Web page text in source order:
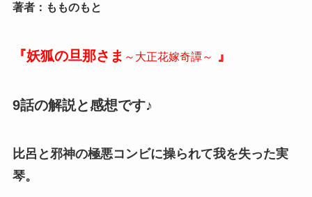
著者：もものもと
『妖狐の旦那さま ～大正花嫁奇譚～ 』
9話の解説と感想です♪
比呂と邪神の極悪コンビに操られて我を失った実
琴。